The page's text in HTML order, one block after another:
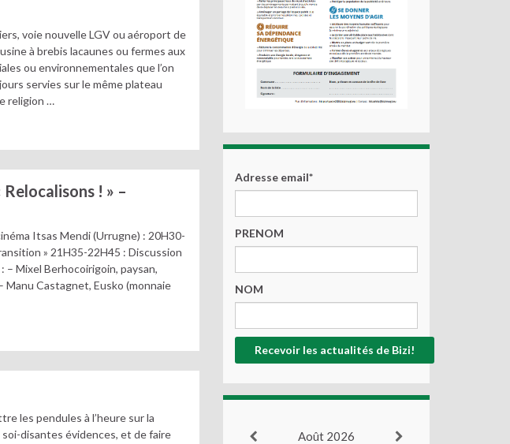
voie nouvelle LGV ou aéroport de
à brebis lacaunes ou fermes aux
ou environnementales que l’on
servies sur le même plateau
religion …
! » –
Itsas Mendi (Urrugne) : 20H30-
» 21H35-22H45 : Discussion
– Mixel Berhocoirigoin, paysan,
Manu Castagnet, Eusko (monnaie
les pendules à l’heure sur la
disantes évidences, et de faire
Adresse email*
PRENOM
NOM
Août 2026